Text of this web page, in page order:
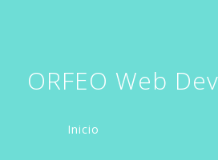
ORFEO Web
Inicio